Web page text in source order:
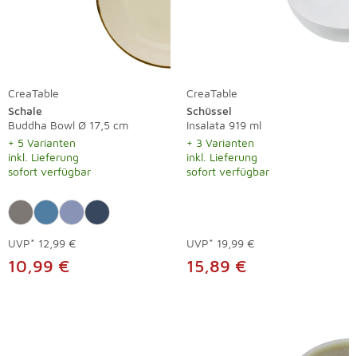
CreaTable
Schale
Buddha Bowl Ø 17,5 cm
+ 5 Varianten
inkl. Lieferung
sofort verfügbar
UVP* 12,99 €
10,99 €
CreaTable
Schüssel
Insalata 919 ml
+ 3 Varianten
inkl. Lieferung
sofort verfügbar
UVP* 19,99 €
15,89 €